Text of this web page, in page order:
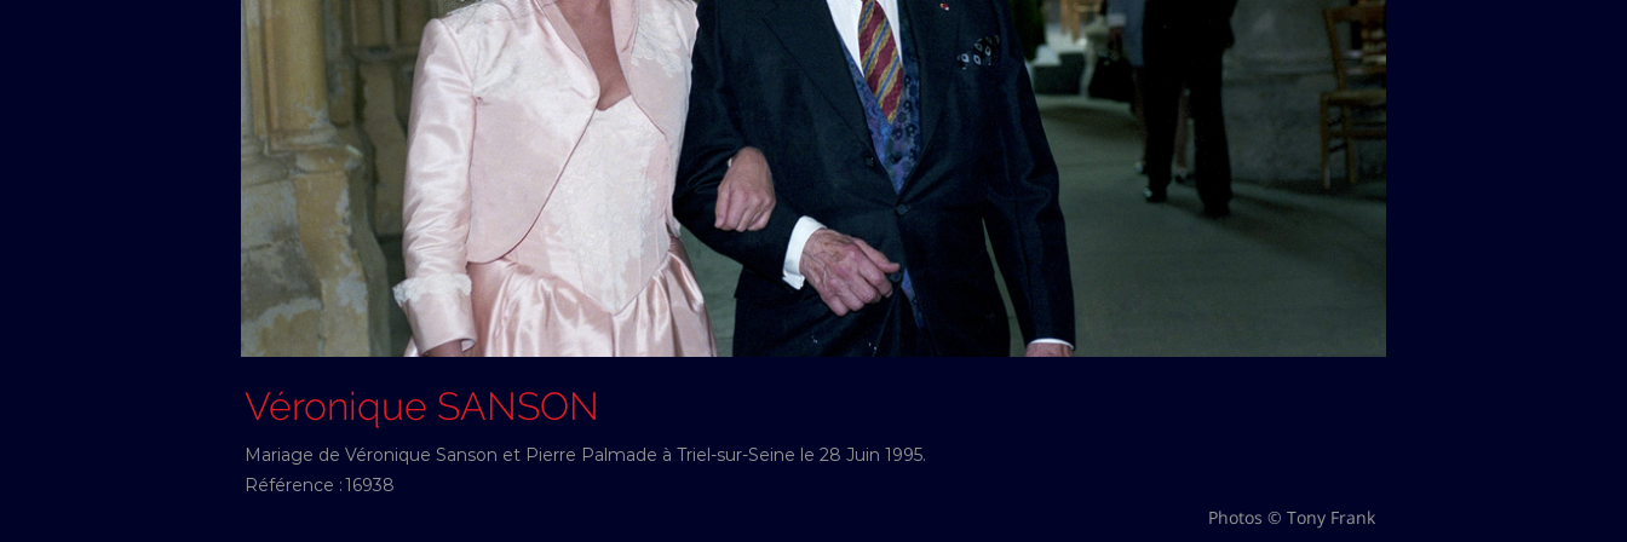
Véronique SANSON
Mariage de Véronique Sanson et Pierre Palmade à Triel-sur-Seine le 28 Juin 1995.
Référence :16938
Photos © Tony Frank